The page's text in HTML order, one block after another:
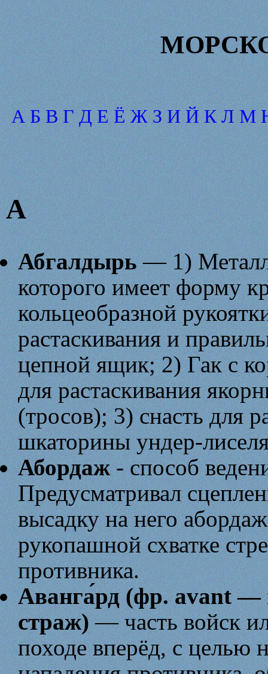
АБВГДЕЁЖЗИЙКЛМ
А
Абгалдырь— 1)
которого имеет форму
кольцеобразной
растаскивания и
цепной ящик; 2) Гак с
для растаскивания
(тросов); 3) снасть для
шкаторины ундер-
Абордаж- способ
Предусматривал
высадку на него
рукопашной схватке
противника.
Аванга́рд (фр. avant —
страж)— часть войск
походе вперёд, с целью